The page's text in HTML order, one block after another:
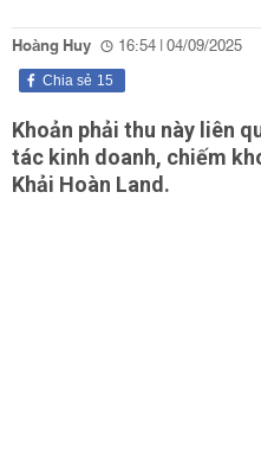
Hoàng Huy 16:54 | 04/09/2025
15
Chia sẻ
Khoản phải thu này liên
tác kinh doanh, chiếm
Khải Hoàn Land.